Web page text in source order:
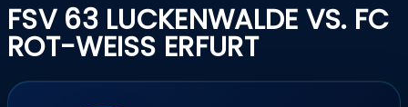
FSV 63 LUCKENWALDE VS. FC
ROT-WEISS ERFURT